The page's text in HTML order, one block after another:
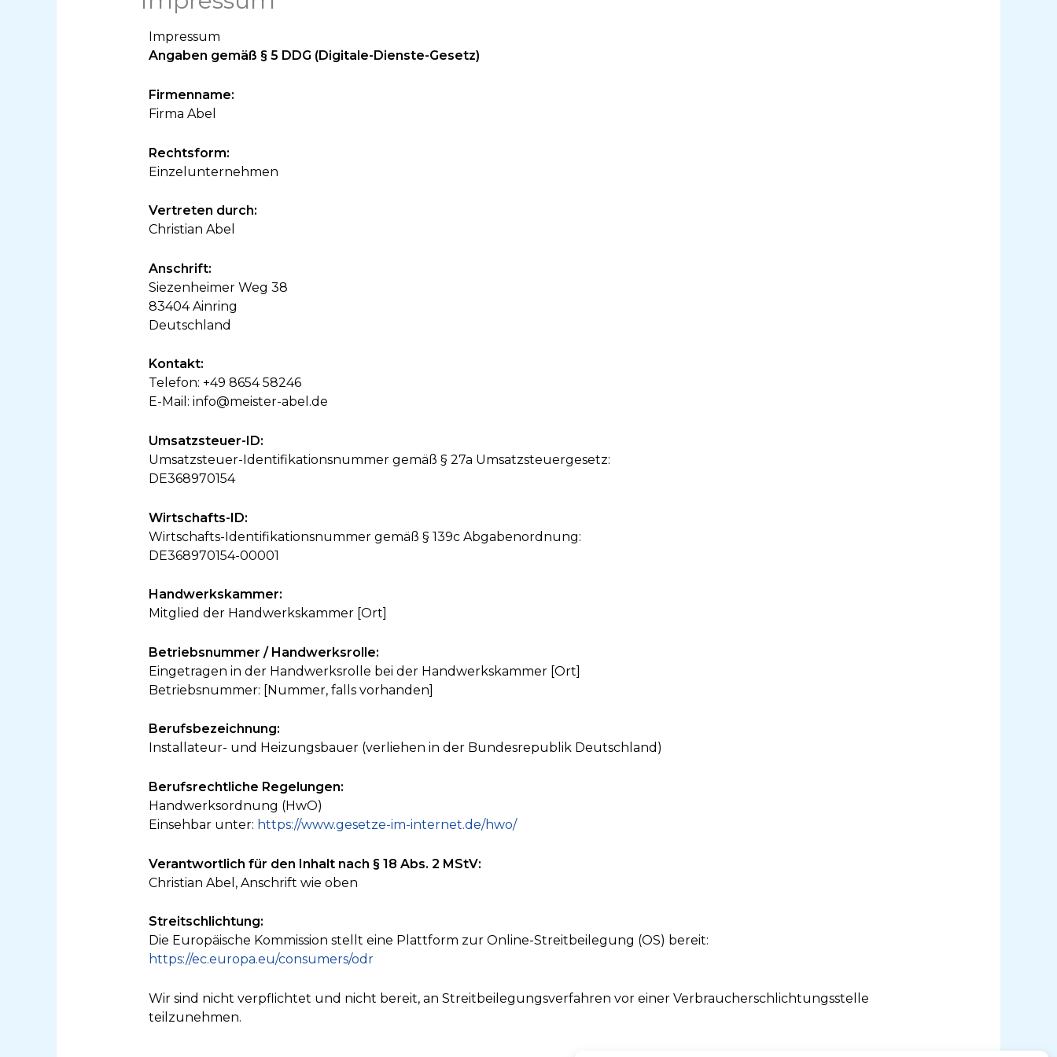
Impressum
Angaben gemäß § 5 DDG (Digitale-Dienste-Gesetz)
Firmenname:
Firma Abel
Rechtsform:
Einzelunternehmen
Vertreten durch:
Christian Abel
Anschrift:
Siezenheimer Weg 38
83404 Ainring
Deutschland
Kontakt:
Telefon: +49 8654 58246
E-Mail: info@meister-abel.de
Umsatzsteuer-ID:
Umsatzsteuer-Identifikationsnummer gemäß § 27a Umsatzsteuergesetz:
DE368970154
Wirtschafts-ID:
Wirtschafts-Identifikationsnummer gemäß § 139c Abgabenordnung:
DE368970154-00001
Handwerkskammer:
Mitglied der Handwerkskammer [Ort]
Betriebsnummer / Handwerksrolle:
Eingetragen in der Handwerksrolle bei der Handwerkskammer [Ort]
Betriebsnummer: [Nummer, falls vorhanden]
Berufsbezeichnung:
Installateur- und Heizungsbauer (verliehen in der Bundesrepublik Deutschland)
Berufsrechtliche Regelungen:
Handwerksordnung (HwO)
Einsehbar unter: https://www.gesetze-im-internet.de/hwo/
Verantwortlich für den Inhalt nach § 18 Abs. 2 MStV:
Christian Abel, Anschrift wie oben
Streitschlichtung:
Die Europäische Kommission stellt eine Plattform zur Online-Streitbeilegung (OS) bereit:
https://ec.europa.eu/consumers/odr
Wir sind nicht verpflichtet und nicht bereit, an Streitbeilegungsverfahren vor einer Verbraucherschlichtungsstelle
teilzunehmen.